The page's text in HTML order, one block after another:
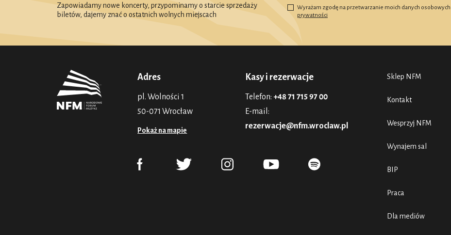
Zapowiadamy nowe koncerty, przypominamy o starcie sprzedaży
biletów, dajemy znać o ostatnich wolnych miejscach
Wyrażam zgodę na przetwarzanie moich danych
prywatności
Adres
pl. Wolności 1
50-071 Wrocław
Pokaż na mapie
Kasy i rezerwacje
Telefon: +48 71 715 97 00
E-mail:
rezerwacje@nfm.wroclaw.pl
Sklep NFM
Kontakt
Wesprzyj NFM
Wynajem sal
BIP
Praca
Dla mediów